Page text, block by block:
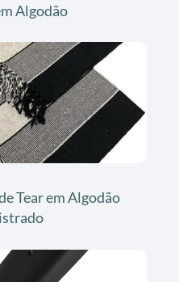
Algodão
Tear em Algodão